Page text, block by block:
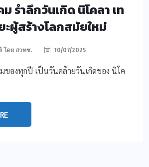
รำลึกวันเกิด นิโคลา เท
ะผู้สร้างโลกสมัยใหม่
โดย สวทช. 10/07/2025
ของทุกปี เป็นวันคล้ายวันเกิดของ นิโค